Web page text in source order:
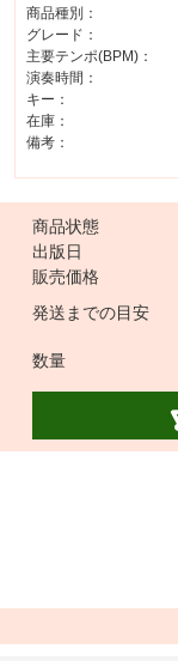
商品種別：
グレード：
主要テンポ(BPM)：
演奏時間：
キー：
在庫：
備考：
商品状態
出版日
販売価格
発送までの目安
数量